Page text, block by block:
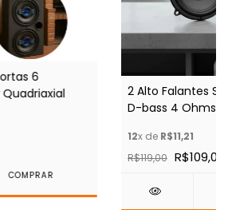
6
2 Alto Falantes
D-bass 4 Ohms
12x de R$11,21
R$119,00 R$109,00